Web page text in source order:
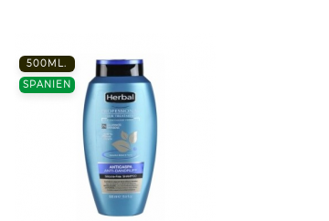
500ML.
SPANIEN